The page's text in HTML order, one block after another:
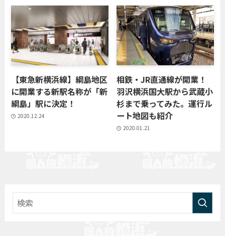
【東急新横浜線】綱島地区
に開業する新駅名称が「新
綱島」駅に決定！
2020.12.24
相鉄・JR直通線が開業！
羽沢横浜国大駅から武蔵小
杉まで乗ってみた。運行ル
ート地図も紹介
2020.01.21